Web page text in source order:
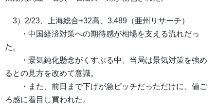
3）2/23、上海総合+32高、3,489（亜州リサーチ）
・中国経済対策への期待感が相場を支える流れだっ
た。
・景気鈍化懸念がくすぶる中、当局は景気対策を強め
るとの見方を改めて意識。
・また、前日まで下げが急ピッチだっただけに、値ご
ろ感に着目し買われた。